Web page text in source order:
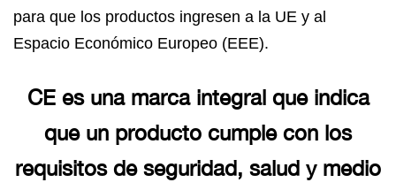
para que los productos ingresen a la UE y al
Espacio Económico Europeo (EEE).
CE es una marca integral que indica
que un producto cumple con los
requisitos de seguridad, salud y medio